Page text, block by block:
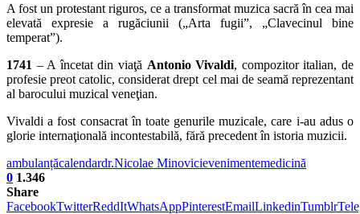
A fost un protestant riguros, ce a transformat muzica sacră în cea mai
elevată expresie a rugăciunii („Arta fugiiˮ, „Clavecinul bine
temperatˮ).
1741 – A încetat din viaţă Antonio Vivaldi, compozitor italian, de
profesie preot catolic, considerat drept cel mai de seamă reprezentant
al barocului muzical veneţian.
Vivaldi a fost consacrat în toate genurile muzicale, care i-au adus o
glorie internaţională incontestabilă, fără precedent în istoria muzicii.
ambulanțăcalendardr.Nicolae Minovicievenimentemedicină
0 1.346
Share
FacebookTwitterReddItWhatsAppPinterestEmailLinkedinTumblr